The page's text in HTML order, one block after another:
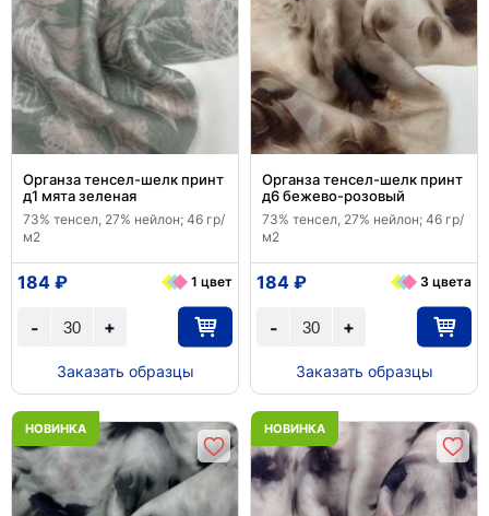
Органза тенсел-шелк принт
д1 мята зеленая
73% тенсел, 27% нейлон; 46 гр/
м2
+
-
184 ₽ 1 цвет
Заказать образцы
Органза тенсел-шелк принт
д6 бежево-розовый
73% тенсел, 27% нейлон; 46 гр/
м2
+
-
184 ₽ 3 цвета
Заказать образцы
НОВИНКА НОВИНКА